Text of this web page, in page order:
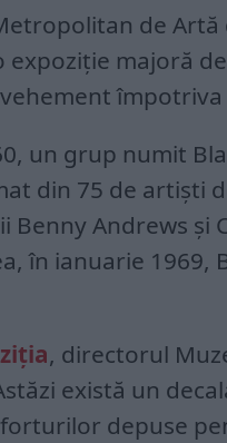
de Artă
majoră
împotriva
un grup numit
din 75 de artiști
Andrews și
în ianuarie 1969,
, directorul
există un
depuse